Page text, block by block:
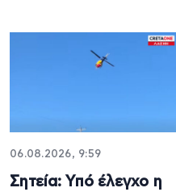
06.08.2026, 9:59
Σητεία: Υπό έλεγχο η